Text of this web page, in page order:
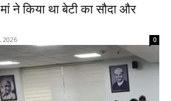
ने किया था बेटी का सौदा और
2026 0